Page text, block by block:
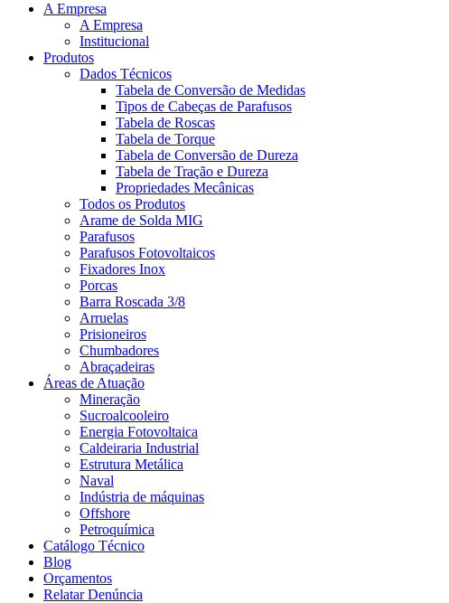
A Empresa
A Empresa
Institucional
Produtos
Dados Técnicos
Tabela de Conversão de Medidas
Tipos de Cabeças de Parafusos
Tabela de Roscas
Tabela de Torque
Tabela de Conversão de Dureza
Tabela de Tração e Dureza
Propriedades Mecânicas
Todos os Produtos
Arame de Solda MIG
Parafusos
Parafusos Fotovoltaicos
Fixadores Inox
Porcas
Barra Roscada 3/8
Arruelas
Prisioneiros
Chumbadores
Abraçadeiras
Áreas de Atuação
Mineração
Sucroalcooleiro
Energia Fotovoltaica
Caldeiraria Industrial
Estrutura Metálica
Naval
Indústria de máquinas
Offshore
Petroquímica
Catálogo Técnico
Blog
Orçamentos
Relatar Denúncia